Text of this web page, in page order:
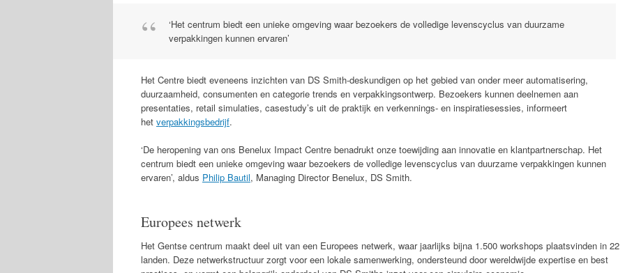
‘Het centrum biedt een unieke omgeving waar bezoekers de volledige levenscyclus van duurzame
verpakkingen kunnen ervaren’
Het Centre biedt eveneens inzichten van DS Smith-deskundigen op het gebied van onder meer automatisering,
duurzaamheid, consumenten en categorie trends en verpakkingsontwerp. Bezoekers kunnen deelnemen aan
presentaties, retail simulaties, casestudy’s uit de praktijk en verkennings- en inspiratiesessies, informeert
het verpakkingsbedrijf.
‘De heropening van ons Benelux Impact Centre benadrukt onze toewijding aan innovatie en klantpartnerschap. Het
centrum biedt een unieke omgeving waar bezoekers de volledige levenscyclus van duurzame verpakkingen kunnen
ervaren’, aldus Philip Bautil, Managing Director Benelux, DS Smith.
Europees netwerk
Het Gentse centrum maakt deel uit van een Europees netwerk, waar jaarlijks bijna 1.500 workshops plaatsvinden in 22
landen. Deze netwerkstructuur zorgt voor een lokale samenwerking, ondersteund door wereldwijde expertise en best